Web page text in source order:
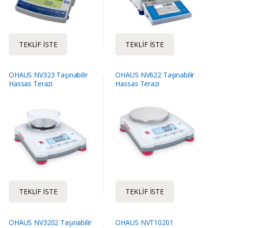
TEKLIF İSTE TEKLIF İSTE
OHAUS NV323 Taşınabilir
Hassas Terazi
TEKLIF İSTE
OHAUS NV622 Taşınabilir
Hassas Terazi
TEKLIF İSTE
OHAUS NV3202 Taşınabilir
OHAUS NVT10201